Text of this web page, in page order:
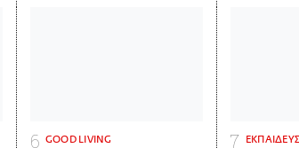
GOOD LIVING